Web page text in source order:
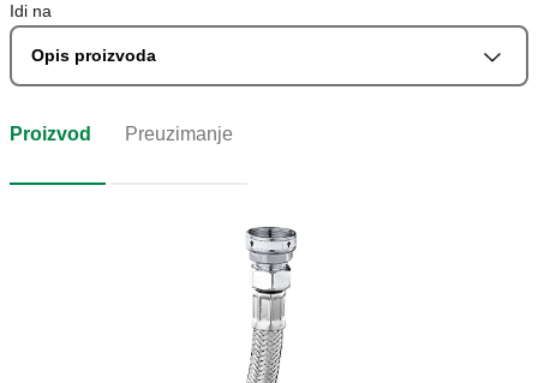
Idi na
Opis proizvoda
Proizvod Preuzimanje